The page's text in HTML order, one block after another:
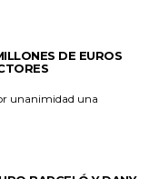
DE EUROS
unanimidad una